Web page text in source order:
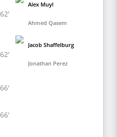
62'
Alex Muyl
Ahmed Qasem
62'
Jacob Shaffelburg
Jonathan Perez
66'
66'